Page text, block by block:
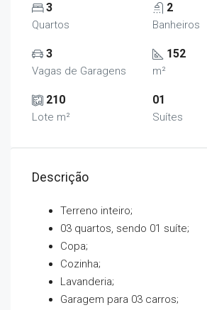
3
Quartos
2
Banheiros
3
Vagas de Garagens
152
m²
210
Lote m²
01
Suítes
Descrição
Terreno inteiro;
03 quartos, sendo 01 suíte;
Copa;
Cozinha;
Lavanderia;
Garagem para 03 carros;